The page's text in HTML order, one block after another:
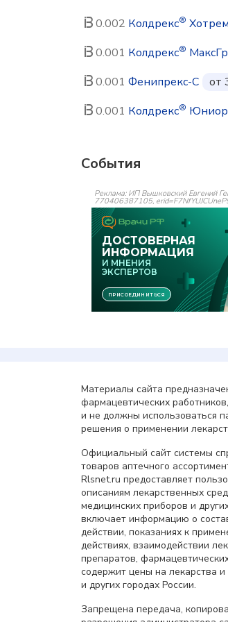
0.002 Колдрекс® Хотрем
0.001 Колдрекс®
0.001 Фенипрекс-С
от
0.001 Колдрекс® Юниор
События
Реклама: ИП Вышковский Евгений
770406387105,
Материалы сайта
фармацевтических
и не должны использоваться
решения о применении
Официальный сайт системы
товаров аптечного
Rlsnet.ru предоставляет
описаниям лекарственных
медицинских приборов и
включает информацию о
действии, показаниях к
действиях, взаимодействии
препаратов,
содержит цены на лекарства
и других городах России.
Запрещена передача,